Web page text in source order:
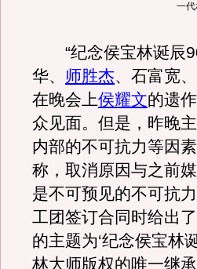
一
“纪念侯宝林诞辰
华、 师胜杰、石富宽
在晚会上侯耀文的遗
众见面。但是，昨晚
内部的不可抗力等因
称，取消原因与之前
是不可预见的不可抗
工团签订合同时给出
的主题为‘纪念侯宝林
林大师版权的唯一继